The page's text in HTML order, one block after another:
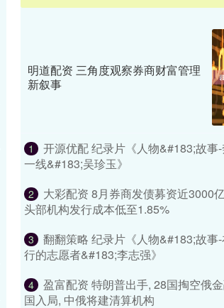
明道配资 三角度观察券商财富管理
新叙事
1
开源优配 纪录片《人物&#183;故事
一线&#183;吴珍玉》
2
大彩配资 8月券商发债募资近3000
头部机构发行成本低至1.85%
3
翻翻策略 纪录片《人物&#183;故事
行的志愿者&#183;李志强》
4
盈富配资 特朗普出手, 28国掏空俄
国入局, 中俄将建清算机构